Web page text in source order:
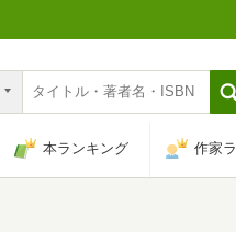
本ランキング 作家